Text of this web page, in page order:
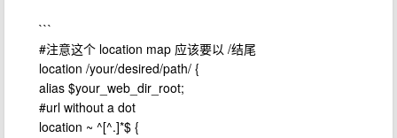
```
#注意这个 location map 应该要以 /结尾
location /your/desired/path/ {
alias $your_web_dir_root;
#url without a dot
location ~ ^[^.]*$ {